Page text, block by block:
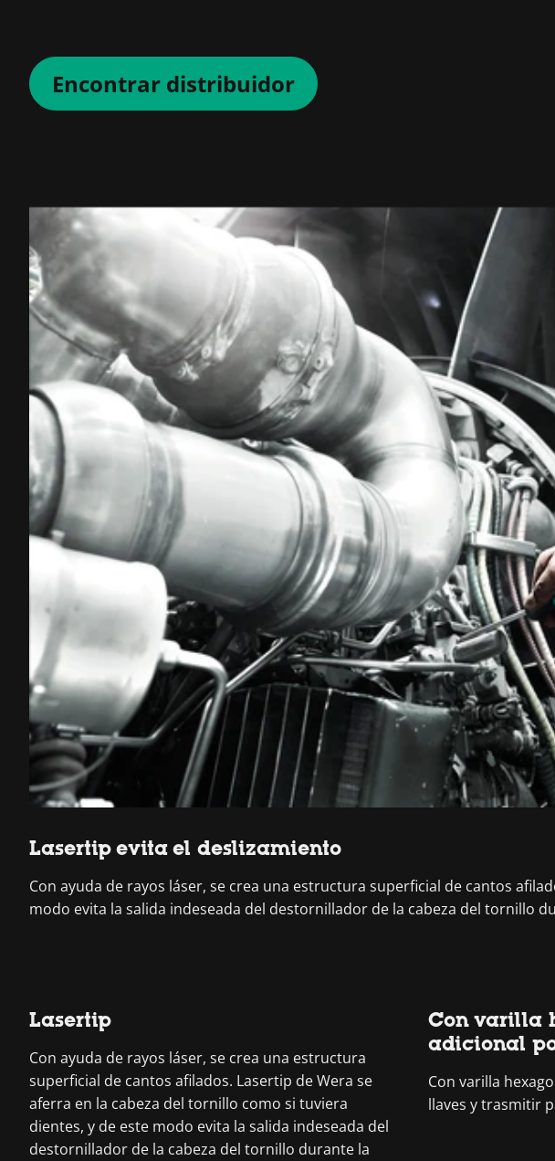
Encontrar distribuidor
Lasertip evita el deslizamiento
Con ayuda de rayos láser, se crea una estructura superficial de cantos
modo evita la salida indeseada del destornillador de la cabeza del tornillo
Lasertip
Con ayuda de rayos láser, se crea una estructura
superficial de cantos afilados. Lasertip de Wera se
aferra en la cabeza del tornillo como si tuviera
dientes, y de este modo evita la salida indeseada del
destornillador de la cabeza del tornillo durante la
Con varilla
adicional
Con varilla
llaves y trasmitir